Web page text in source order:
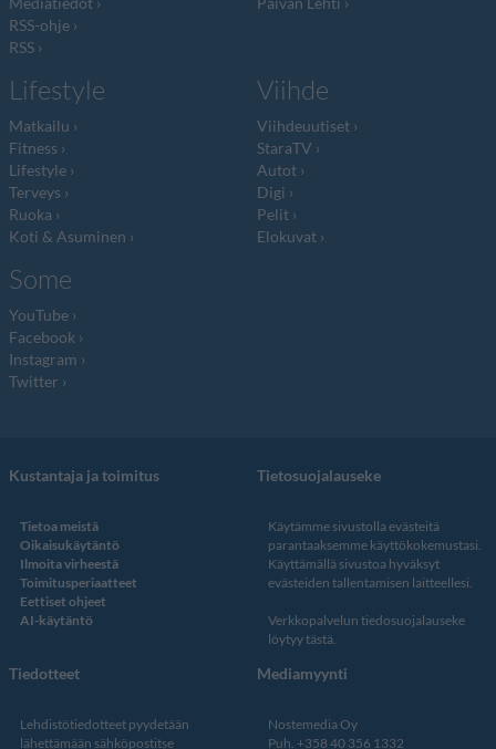
RSS-ohje
RSS
Lifestyle
Matkailu
Fitness
Lifestyle
Terveys
Ruoka
Koti & Asuminen
Viihde
Viihdeuutiset
StaraTV
Autot
Digi
Pelit
Elokuvat
Some
YouTube
Facebook
Instagram
Twitter
Kustantaja ja toimitus
Tietoa meistä
Oikaisukäytäntö
Ilmoita virheestä
Toimitusperiaatteet
Eettiset ohjeet
AI-käytäntö
Tietosuojalauseke
Käytämme sivustolla evästeitä
parantaaksemme käyttökokemustasi.
Käyttämällä sivustoa hyväksyt
evästeiden tallentamisen laitteellesi.
Verkkopalvelun tiedosuojalauseke
löytyy tästä.
Tiedotteet
Lehdistötiedotteet pyydetään
lähettämään sähköpostitse
Mediamyynti
Nostemedia Oy
Puh. +358 40 356 1332